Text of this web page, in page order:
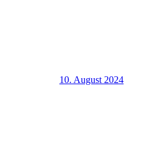
10. August 2024